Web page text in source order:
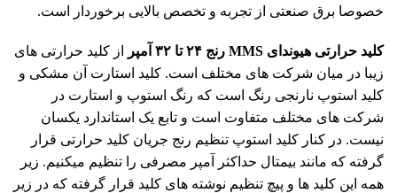
خصوصا برق صنعتی از تجربه و تخصص بالایی برخوردار است.
کلید حرارتی هیوندای MMS رنج ۲۴ تا ۳۲ آمپر
از کلید حرارتی های
زیبا در میان شرکت های مختلف است. کلید استارت آن مشکی و
کلید استوپ نارنجی رنگ است که رنگ استوپ و استارت در
شرکت های مختلف متفاوت است و تابع یک استاندارد یکسان
نیست. در کنار کلید استوپ تنظیم رنج جریان کلید حرارتی قرار
گرفته که مانند بیمتال حداکثر آمپر مصرفی را تنظیم میکنیم. زیر
همه این کلید ها و پیچ تنظیم نوشته های کلید قرار گرفته که در زیر